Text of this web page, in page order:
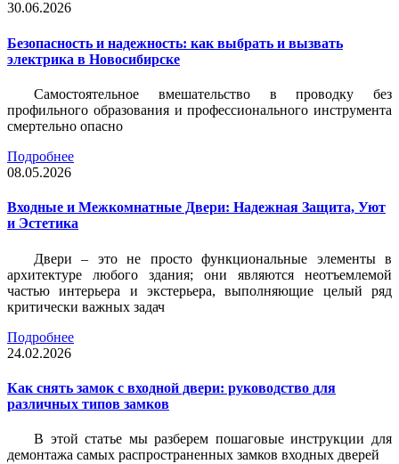
30.06.2026
Безопасность и надежность: как выбрать и вызвать
электрика в Новосибирске
Самостоятельное вмешательство в проводку без
профильного образования и профессионального инструмента
смертельно опасно
Подробнее
08.05.2026
Входные и Межкомнатные Двери: Надежная Защита, Уют
и Эстетика
Двери – это не просто функциональные элементы в
архитектуре любого здания; они являются неотъемлемой
частью интерьера и экстерьера, выполняющие целый ряд
критически важных задач
Подробнее
24.02.2026
Как снять замок с входной двери: руководство для
различных типов замков
В этой статье мы разберем пошаговые инструкции для
демонтажа самых распространенных замков входных дверей